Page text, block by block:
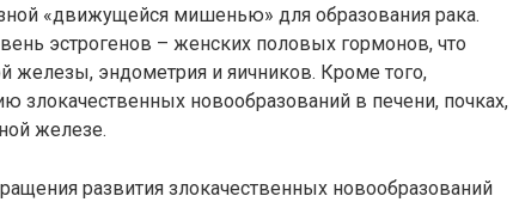
«движущейся мишенью» для образования рака.
эстрогенов – женских половых гормонов, что
железы, эндометрия и яичников. Кроме того,
злокачественных новообразований в печени, почках,
железе.
развития злокачественных новообразований